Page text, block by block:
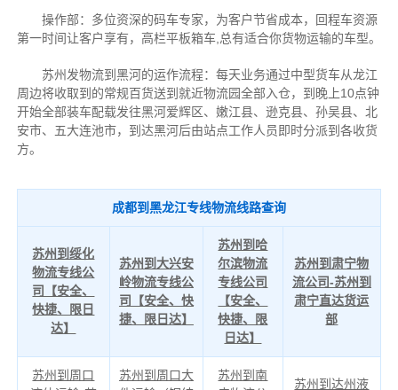
操作部：多位资深的码车专家，为客户节省成本，回程车资源
第一时间让客户享有，高栏平板箱车,总有适合你货物运输的车型。
苏州发物流到黑河的运作流程：每天业务通过中型货车从龙江
周边将收取到的常规百货送到就近物流园全部入仓，到晚上10点钟
开始全部装车配载发往黑河爱辉区、嫩江县、逊克县、孙吴县、北
安市、五大连池市，到达黑河后由站点工作人员即时分派到各收货
方。
成都到黑龙江专线物流线路查询
苏州到绥化
物流专线公
司【安全、
快捷、限日
达】
苏州到大兴安
岭物流专线公
司【安全、快
捷、限日达】
苏州到哈
尔滨物流
专线公司
【安全、
快捷、限
日达】
苏州到肃宁物
流公司-苏州到
肃宁直达货运
部
苏州到周口
苏州到周口大
苏州到南
苏州到达州液